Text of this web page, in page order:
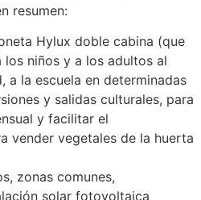
resumen:
Hylux doble cabina (que
los niños y a los adultos al
a la escuela en determinadas
y salidas culturales, para
y facilitar el
vender vegetales de la huerta
zonas comunes,
solar fotovoltaica